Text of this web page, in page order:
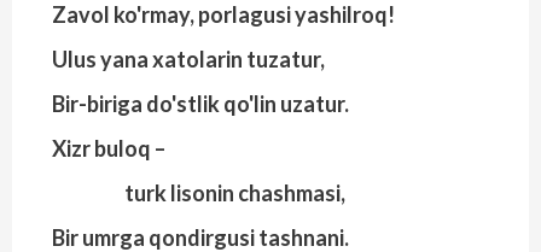
Zavol ko'rmay, porlagusi yashilroq!
Ulus yana xatolarin tuzatur,
Bir-biriga do'stlik qo'lin uzatur.
Xizr buloq –
turk lisonin chashmasi,
Bir umrga qondirgusi tashnani.